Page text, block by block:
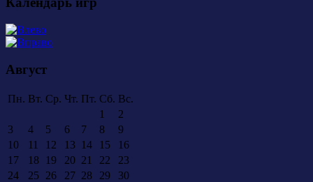
Август
Пн. Вт. Ср. Чт. Пт. Сб. Вс.
1
2
3
4 5 6 7 8
9
10
11 12 13 14 15
16
17
18 19 20 21 22
23
24
25 26 27 28 29
30